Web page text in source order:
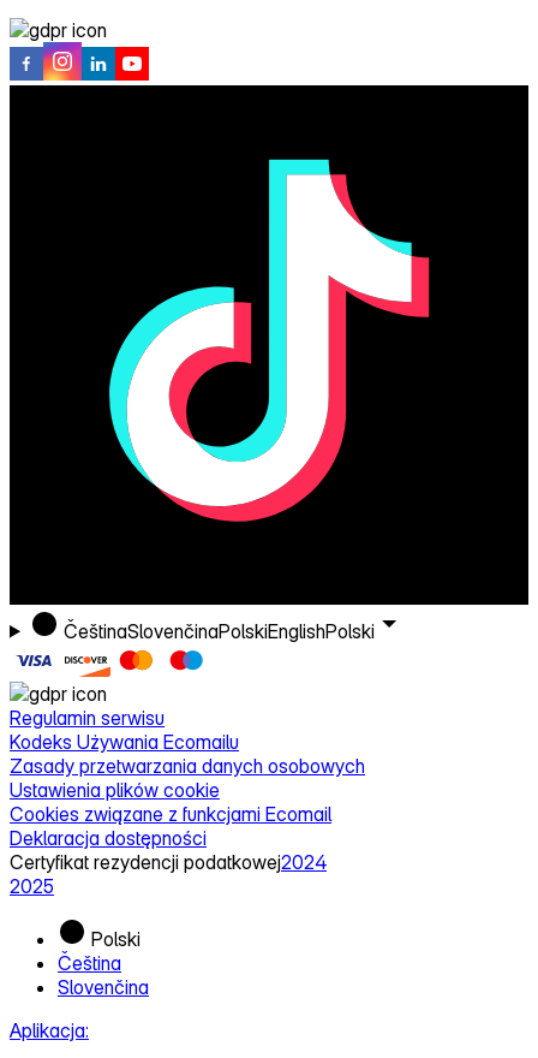
ČeštinaSlovenčinaPolskiEnglishPolski
Regulamin serwisu
Kodeks Używania Ecomailu
Zasady przetwarzania danych osobowych
Ustawienia plików cookie
Cookies związane z funkcjami Ecomail
Deklaracja dostępności
Certyfikat rezydencji podatkowej2024
2025
Polski
Čeština
Slovenčina
Aplikacja: